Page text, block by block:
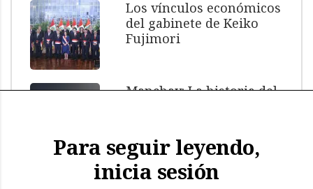
Los vínculos económicos
del gabinete de Keiko
Fujimori
Manchay: La historia del
El impacto de El Niño: más
Para seguir leyendo,
inicia sesión